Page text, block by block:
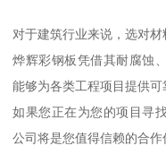
对于建筑行业来说，选对材
烨辉彩钢板凭借其耐腐蚀
能够为各类工程项目提供可
如果您正在为您的项目寻
公司将是您值得信赖的合作